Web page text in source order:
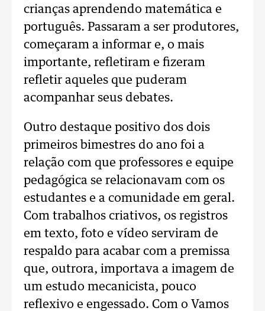
crianças aprendendo matemática e
português. Passaram a ser produtores,
começaram a informar e, o mais
importante, refletiram e fizeram
refletir aqueles que puderam
acompanhar seus debates.
Outro destaque positivo dos dois
primeiros bimestres do ano foi a
relação com que professores e equipe
pedagógica se relacionavam com os
estudantes e a comunidade em geral.
Com trabalhos criativos, os registros
em texto, foto e vídeo serviram de
respaldo para acabar com a premissa
que, outrora, importava a imagem de
um estudo mecanicista, pouco
reflexivo e engessado. Com o Vamos